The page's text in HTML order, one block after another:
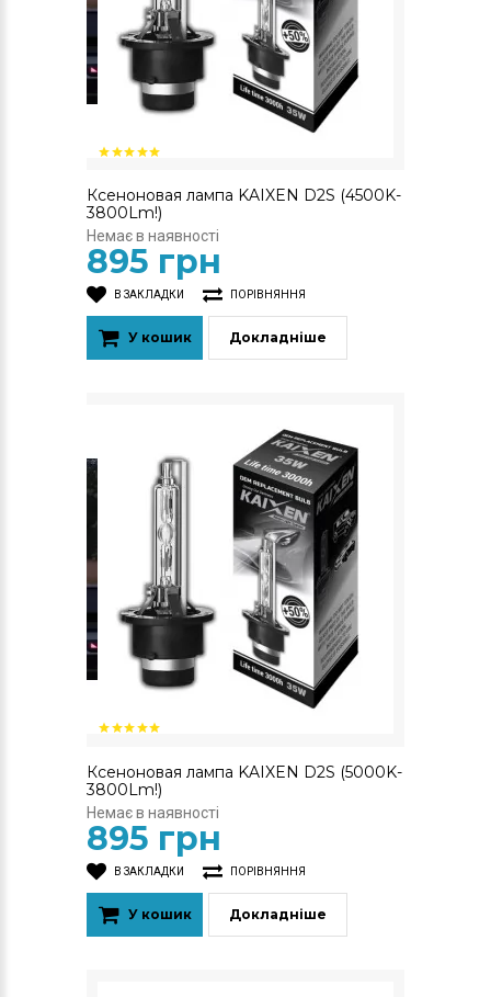
Ксеноновая лампа KAIXEN D2S (4500K-
3800Lm!)
Немає в наявності
895 грн
В ЗАКЛАДКИ ПОРІВНЯННЯ
У кошик Докладніше
Ксеноновая лампа KAIXEN D2S (5000K-
3800Lm!)
Немає в наявності
895 грн
В ЗАКЛАДКИ ПОРІВНЯННЯ
У кошик Докладніше